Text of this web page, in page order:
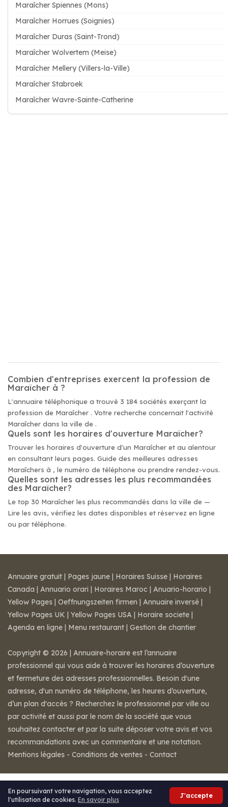
Maraîcher Spiennes (Mons)
Maraîcher Horrues (Soignies)
Maraîcher Duras (Saint-Trond)
Maraîcher Wolvertem (Meise)
Maraîcher Mellery (Villers-la-Ville)
Maraîcher Stabroek
Maraîcher Wavre-Sainte-Catherine
Combien d'entreprises exercent la profession de
Maraîcher à ?
L'annuaire téléphonique a trouvé 3 184 sociétés exerçant la
profession de Maraîcher . Votre recherche concernait l'activité
Maraîcher dans la ville de .
Quels sont les horaires d'ouverture Maraîcher?
Trouver les horaires d'ouverture d'un Maraîcher et au alentour
en consultant leurs pages. Guide des meilleures adresses
Maraîchers à , le numéro de téléphone ou prendre rendez-vous.
Quelles sont les adresses les plus recommandées
des Maraîcher?
Le top 30 Maraîcher les plus recommandés dans la ville de —
Lire les avis, vérifiez les dates disponibles et réservez en ligne
ou par téléphone.
En poursuivant votre navigation, vous acceptez
l'utilisation de cookies. En savoir plus
J'accepte
Annuaire gratuit | Pages jaune | Horaires Suisse | Horaires
Canada | Annuario orari | Horaires Maroc | Anuario-horario |
Yellow Pages | Oeffnungszeiten firmen | Annuaire inversé |
Yellow Pages UK | Yellow Pages USA | Horaire societe |
Agenda en ligne | Menu restaurant | Gestion de chantier
Copyright © 2026 | Annuaire-horaire est l’annuaire
professionnel qui vous aide à trouver les horaires d’ouverture
et fermeture des adresses professionnelles. Besoin d'une
adresse, d'un numéro de téléphone, les heures d’ouverture,
d’un plan d'accès ? Recherchez le professionnel par ville ou
par activité et aussi par le nom de la société que vous
souhaitez contacter et par la suite déposer votre avis et vos
recommandations avec un commentaire et une notation.
Mentions légales - Conditions de ventes - Contact